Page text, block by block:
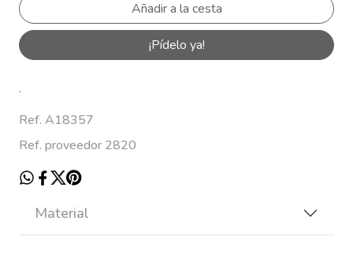
¡Pídelo ya!
.
Ref. A18357
Ref. proveedor 2820
Material